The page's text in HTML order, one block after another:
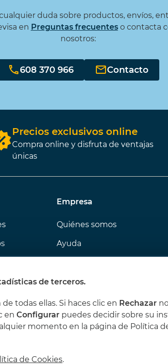
duda sobre productos, envíos,
en Preguntas frecuenteso contacta
nosotros:
608 370 966 Contacto
Precios exclusivos online
Compra online y disfruta de ventajas
únicas
Empresa
Quiénes somos
Ayuda
de terceros.
todas ellas. Si haces clic en Rechazar
en Configurar puedes decidir sobre su
momento en la página de Política
de Cookies.